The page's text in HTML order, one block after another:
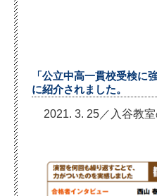
「公立中高一貫校受検に
に紹介されました。
2021. 3. 25／入谷教